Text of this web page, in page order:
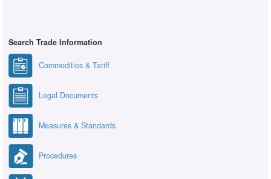
Search Trade Information
Commodities & Tariff
Legal Documents
Measures & Standards
Procedures